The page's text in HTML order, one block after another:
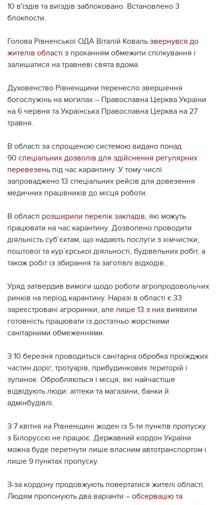
10 в'їздів та виїздів заблоковано. Встановлено 3
блокпости.
Голова Рівненської ОДА Віталій Коваль звернувся до
жителів області з проханням обмежити спілкування і
залишатися на травневі свята вдома.
Духовенство Рівненщини перенесло звершення
богослужінь на могилах – Православна Церква України
на 6 червня та Українська Православна Церква на 27
травня.
В області за спрощеною системою видано понад
90 спеціальних дозволів для здійснення регулярних
перевезень під час карантину. У тому числі
запроваджено 13 спеціальних рейсів для довезення
медичних працівників до місця роботи.
В області розширили перелік закладів, які можуть
працювати на час карантину. Дозволено проводити
діяльність суб’єктам, що надають послуги з хімчистки,
поштової та кур’єрської діяльності, будівельних робіт, а
також робіт із збирання та заготівлі відходів.
Уряд затвердив вимоги щодо роботи агропродовольчих
ринків на період карантину. Наразі в області є 33
зареєстровані агроринки, але лише 13 з них виявили
готовність працювати із достатньо жорсткими
санітарними обмеженнями.
З 10 березня проводиться санітарна обробка проїжджих
частин доріг, тротуарів, прибудинкових територій і
зупинок. Обробляються і місця, які найчастіше
відвідують люди: аптеки та магазини, банки й
адмінбудівлі.
З 7 квітня на Рівненщині жоден із 5-ти пунктів пропуску
з Білоруссю не працює. Державний кордон України
можна буде перетнути лише власним автотранспортом і
лише 9 пунктах пропуску.
З-за кордону продовжують повертатися жителі області.
Людям пропонують два варіанти – обсервацію та